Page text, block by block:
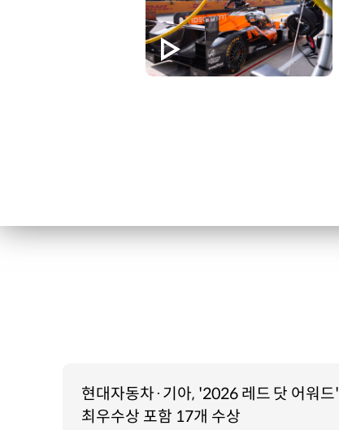
현대자동차·기아, '2026 레드 닷 어워드'
최우수상 포함 17개 수상